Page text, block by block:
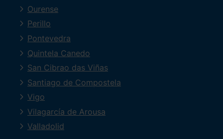
Ourense
Perillo
Pontevedra
Quintela Canedo
San Cibrao das Viñas
Santiago de Compostela
Vigo
Vilagarcía de Arousa
Valladolid